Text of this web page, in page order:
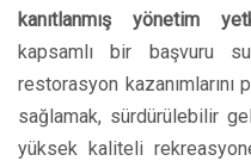
kanıtlanmış yönetim
kapsamlı bir başvuru
restorasyon kazanımlarını
sağlamak, sürdürülebilir
yüksek kaliteli